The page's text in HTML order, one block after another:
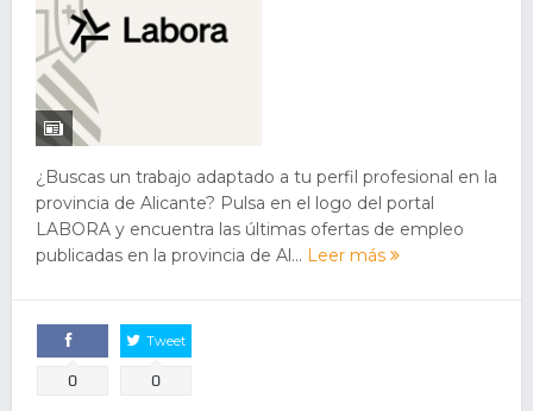
¿Buscas un trabajo adaptado a tu perfil profesional en la
provincia de Alicante? Pulsa en el logo del portal
LABORA y encuentra las últimas ofertas de empleo
publicadas en la provincia de Al... Leer más
Comparte
0
Tweet
0